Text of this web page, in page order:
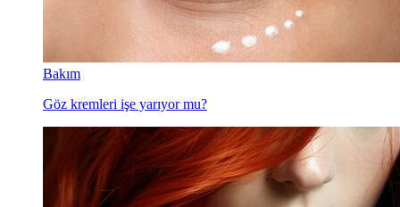
Bakım
Göz kremleri işe yarıyor mu?